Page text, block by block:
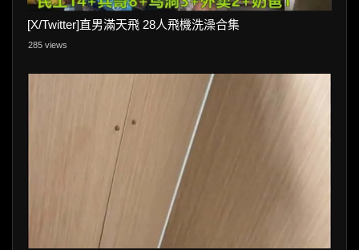
[X/Twitter]直男滿天飛 28人飛機洗澡合集
285 views